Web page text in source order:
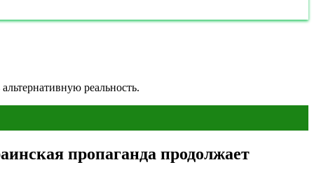
реальность.
пропаганда продолжает